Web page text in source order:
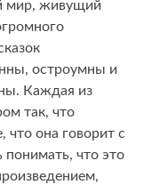
мир, живущий
остроумны и
Каждая из
так, что
что она говорит с
что это